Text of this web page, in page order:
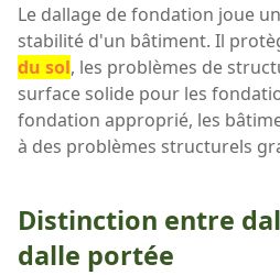
Le dallage de fondation joue
stabilité d'un bâtiment. Il
du sol, les problèmes de
surface solide pour les
fondation approprié, les
à des problèmes structurels
Distinction entre
dalle portée